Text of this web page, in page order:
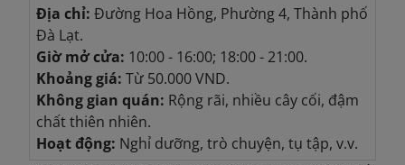
Địa chỉ: Đường Hoa Hồng, Phường 4, Thành phố
Đà Lạt.
Giờ mở cửa: 10:00 - 16:00; 18:00 - 21:00.
Khoảng giá: Từ 50.000 VND.
Không gian quán: Rộng rãi, nhiều cây cối, đậm
chất thiên nhiên.
Hoạt động: Nghỉ dưỡng, trò chuyện, tụ tập, v.v.